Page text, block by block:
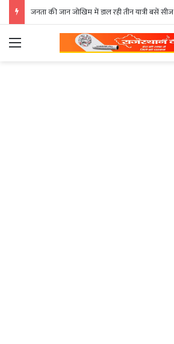
जनता की जान जोखिम में डाल रही तीन यात्री बसें सीज
Menu